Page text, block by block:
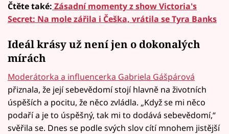
Čtěte také: Zásadní momenty z show Victoria's
Secret: Na mole zářila i Češka, vrátila se Tyra Banks
Ideál krásy už není jen o dokonalých
mírách
Moderátorka a influencerka Gabriela Gášpárová
přiznala, že její sebevědomí stojí hlavně na životních
úspěších a pocitu, že něco zvládla. „Když se mi něco
podaří a je to úspěšný, tak mi to dodává sebevědomí,“
svěřila se. Dnes se podle svých slov cítí mnohem jistější